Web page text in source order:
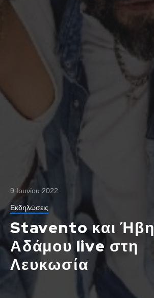
9 Ιουνίου 2022
Εκδηλώσεις
Stavento και Ήβη
Αδάμου live στη
Λευκωσία